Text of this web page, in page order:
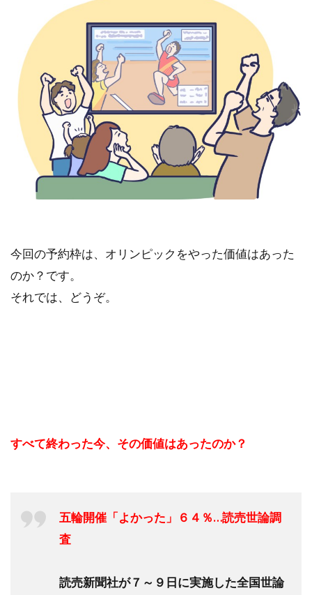
今回の予約枠は、オリンピックをやった価値はあった
のか？です。
それでは、どうぞ。
すべて終わった今、その価値はあったのか？
五輪開催「よかった」６４％…読売世論調
査
読売新聞社が７～９日に実施した全国世論